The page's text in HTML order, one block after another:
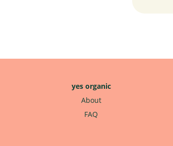
yes organic
About
FAQ